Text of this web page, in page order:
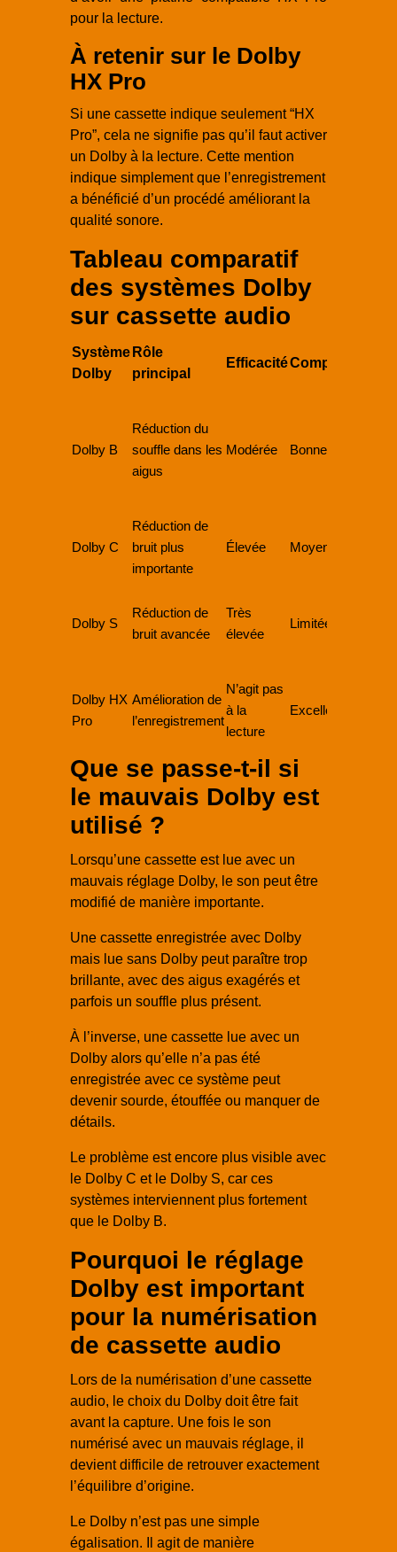
pour la lecture.
À retenir sur le Dolby
HX Pro
Si une cassette indique seulement “HX
Pro”, cela ne signifie pas qu’il faut activer
un Dolby à la lecture. Cette mention
indique simplement que l’enregistrement
a bénéficié d’un procédé améliorant la
qualité sonore.
Tableau comparatif
des systèmes Dolby
sur cassette audio
Système
Dolby
Rôle
principal
EfficacitéCompatibilité
Dolby B
Réduction du
souffle dans les
aigus
Modérée Bonne
Dolby C
Réduction de
bruit plus
importante
Élevée Moyenne
Dolby S
Réduction de
bruit avancée
Très
élevée
Limitée
Dolby HX
Pro
Amélioration de
l’enregistrement
N’agit pas
à la
lecture
Excellente
Que se passe-t-il si
le mauvais Dolby est
utilisé ?
Lorsqu’une cassette est lue avec un
mauvais réglage Dolby, le son peut être
modifié de manière importante.
Une cassette enregistrée avec Dolby
mais lue sans Dolby peut paraître trop
brillante, avec des aigus exagérés et
parfois un souffle plus présent.
À l’inverse, une cassette lue avec un
Dolby alors qu’elle n’a pas été
enregistrée avec ce système peut
devenir sourde, étouffée ou manquer de
détails.
Le problème est encore plus visible avec
le Dolby C et le Dolby S, car ces
systèmes interviennent plus fortement
que le Dolby B.
Pourquoi le réglage
Dolby est important
pour la numérisation
de cassette audio
Lors de la numérisation d’une cassette
audio, le choix du Dolby doit être fait
avant la capture. Une fois le son
numérisé avec un mauvais réglage, il
devient difficile de retrouver exactement
l’équilibre d’origine.
Le Dolby n’est pas une simple
égalisation. Il agit de manière